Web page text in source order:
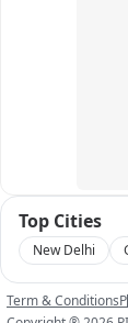
Top Cities
New Delhi
Term & Conditions